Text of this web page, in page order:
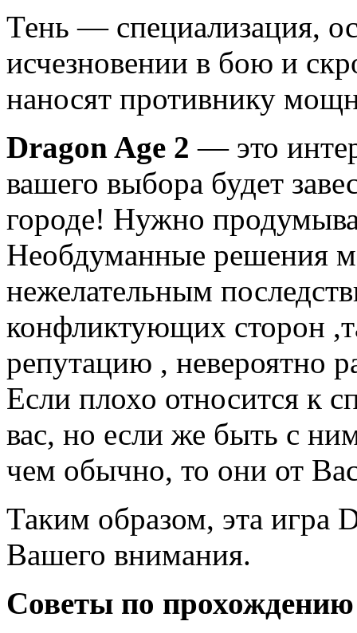
Тень — специализация,
исчезновении в бою и
наносят противнику
Dragon Age 2 — это
вашего выбора будет
городе! Нужно
Необдуманные решения
нежелательным
конфликтующих сторон
репутацию , невероятно
Если плохо относится к
вас, но если же быть с
чем обычно, то они от
Таким образом, эта игра
Вашего внимания.
Советы по